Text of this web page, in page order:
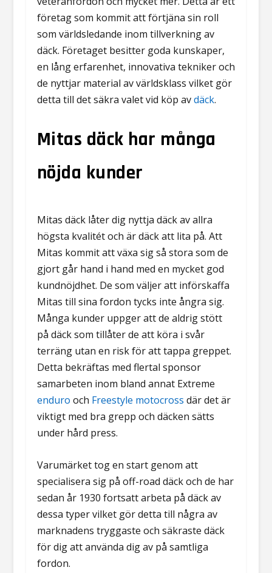
företag som kommit att förtjäna sin roll
som världsledande inom tillverkning av
däck. Företaget besitter goda kunskaper,
en lång erfarenhet, innovativa tekniker och
de nyttjar material av världsklass vilket gör
detta till det säkra valet vid köp avdäck.
Mitas däck har många
nöjda kunder
Mitas däck låter dig nyttja däck av allra
högsta kvalitét och är däck att lita på. Att
Mitas kommit att växa sig så stora som de
gjort går hand i hand med en mycket god
kundnöjdhet. De som väljer att införskaffa
Mitas till sina fordon tycks inte ångra sig.
Många kunder uppger att de aldrig stött
på däck som tillåter de att köra i svår
terräng utan en risk för att tappa greppet.
Detta bekräftas med flertal sponsor
samarbeten inom bland annat Extreme
enduro och Freestyle motocross där det är
viktigt med bra grepp och däcken sätts
under hård press.
Varumärket tog en start genom att
specialisera sig på off-road däck och de har
sedan år 1930 fortsatt arbeta på däck av
dessa typer vilket gör detta till några av
marknadens tryggaste och säkraste däck
för dig att använda dig av på samtliga
fordon.